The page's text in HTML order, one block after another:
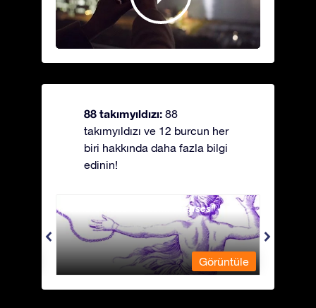
88 takımyıldızı: 88
takımyıldızı ve 12 burcun her
biri hakkında daha fazla bilgi
edinin!
Andromeda - Zincirli Prenses
Görüntüle